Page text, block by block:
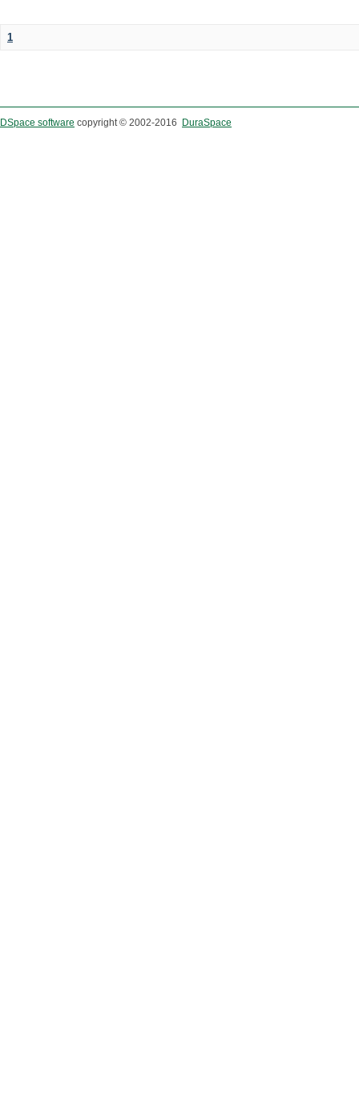
1
DSpace software copyright © 2002-2016 DuraSpace